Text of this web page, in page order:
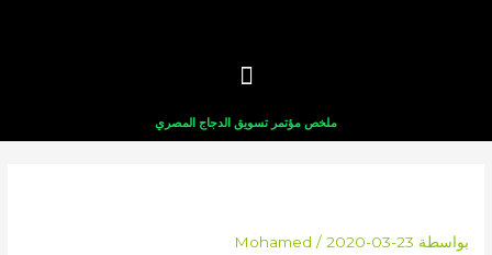
ملخص مؤتمر تسويق الدجاج المصري
بواسطة Mohamed / 2020-03-23